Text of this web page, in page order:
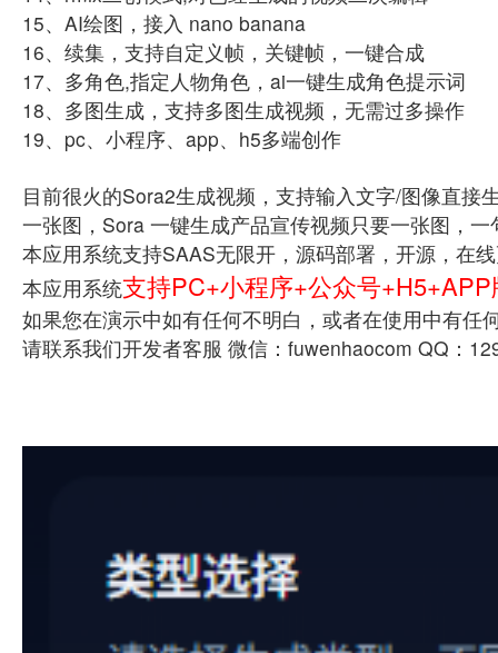
15、AI绘图，接入 nano banana
16、续集，支持自定义帧，关键帧，一键合成
17、多角色,指定人物角色，ai一键生成角色提示词
18、多图生成，支持多图生成视频，无需过多操作
19、pc、小程序、app、h5多端创作
目前很火的Sora2生成视频，支持输入文字/图像直接
一张图，Sora 一键生成产品宣传视频只要一张图，
本应用系统支持SAAS无限开，源码部署，开源，在
本应用系统支持PC+小程序+公众号+H5+APP
如果您在演示中如有任何不明白，或者在使用中有任
请联系我们开发者客服 微信：fuwenhaocom QQ：